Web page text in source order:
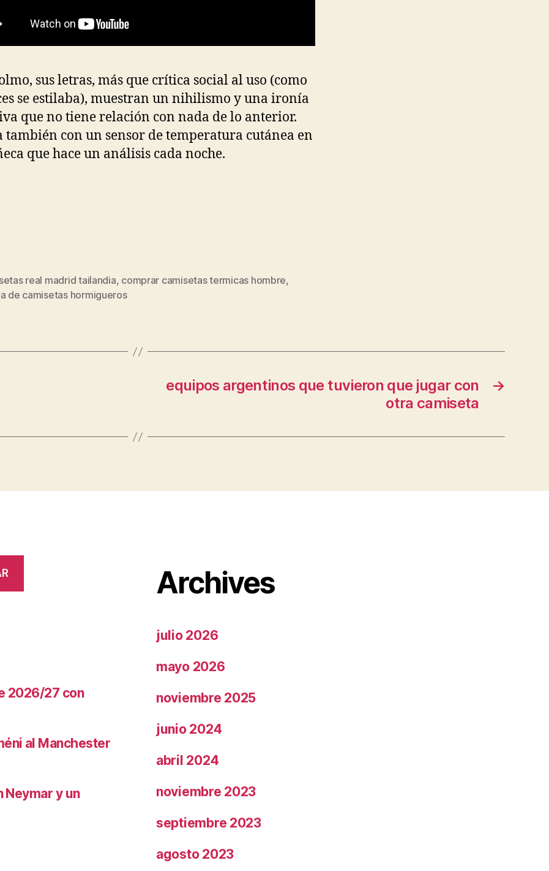
sus letras, más que crítica social al uso (como
se estilaba), muestran un nihilismo y una ironía
que no tiene relación con nada de lo anterior.
también con un sensor de temperatura cutánea en
que hace un análisis cada noche.
real madrid tailandia, comprar camisetas termicas hombre,
de camisetas hormigueros
→
equipos argentinos que tuvieron que jugar con
otra camiseta
2026/27 con
al Manchester
Neymar y un
Archives
julio 2026
mayo 2026
noviembre 2025
junio 2024
abril 2024
noviembre 2023
septiembre 2023
agosto 2023